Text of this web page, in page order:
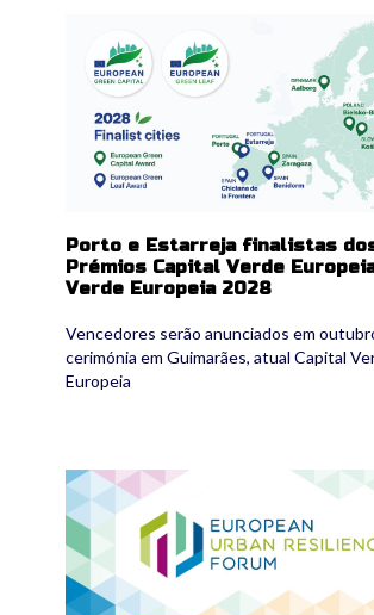
Porto e Estarreja finalistas
Prémios Capital Verde
Verde Europeia 2028
Vencedores serão anunciados em
cerimónia em Guimarães, atual Capital
Europeia
euresfo_2026.png